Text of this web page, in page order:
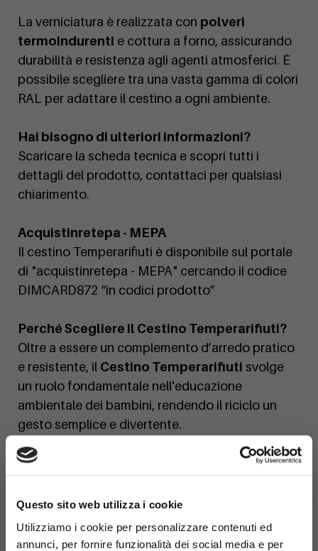
Questo sito web utilizza i cookie
Utilizziamo i cookie per personalizzare contenuti ed
annunci, per fornire funzionalità dei social media e per
La verniciatura è realizzata con polveri
termoindurenti e cottura a forno, assicurando
durabilità e resistenza agli agenti atmosferici. È
possibile scegliere tra una vasta gamma di colori
RAL per adattare il cestino a ogni ambiente.
Hai bisogno di ulteriori informazioni?
Scaricare la scheda tecnica e scopri tutti i
dettagli del prodotto, contattaci per qualsiasi
chiarimento.
Acquistinretepa - MEPA
Il cestino Temperarifiuti è disponibile sul portale
di "acquistinretepa - MEPA" cercando il codice
DIMCARD872 “in codici prodotto”
Perché Scegliere il Cestino Temperarifiuti?
Oltre a essere un complemento d’arredo pratico
e resistente, il Cestino Temperarifiuti svolge
un ruolo fondamentale nell'educazione
ambientale dei bambini, rendendo il riciclo un
gesto semplice e divertente.